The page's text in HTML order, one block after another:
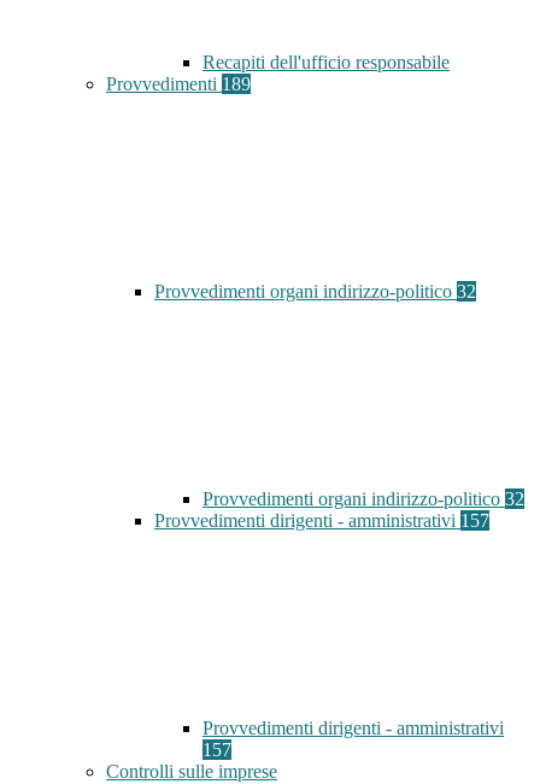
Recapiti dell'ufficio responsabile
Provvedimenti 189
Provvedimenti organi indirizzo-politico 32
Provvedimenti organi indirizzo-politico 32
Provvedimenti dirigenti - amministrativi 157
Provvedimenti dirigenti - amministrativi
157
Controlli sulle imprese